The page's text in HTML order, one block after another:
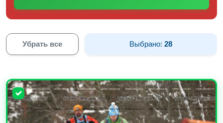
Убрать все Выбрано:28